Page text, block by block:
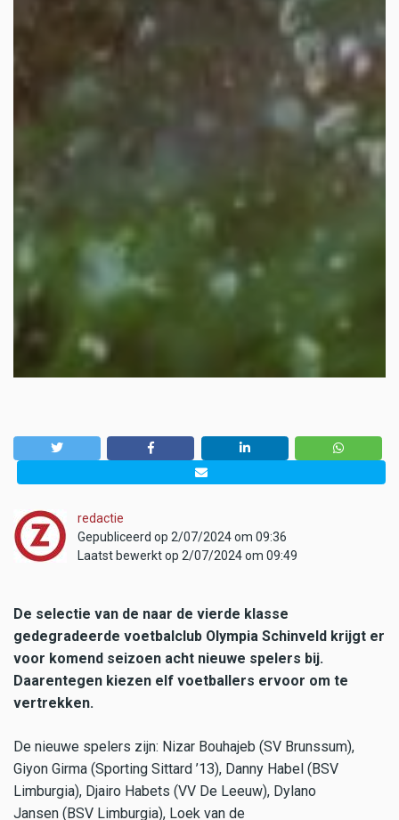
redactie
Gepubliceerd op 2/07/2024 om 09:36
Laatst bewerkt op 2/07/2024 om 09:49
De selectie van de naar de vierde klasse
gedegradeerde voetbalclub Olympia Schinveld krijgt er
voor komend seizoen acht nieuwe spelers bij.
Daarentegen kiezen elf voetballers ervoor om te
vertrekken.
De nieuwe spelers zijn: Nizar Bouhajeb (SV Brunssum),
Giyon Girma (Sporting Sittard ’13), Danny Habel (BSV
Limburgia), Djairo Habets (VV De Leeuw), Dylano
Jansen (BSV Limburgia), Loek van de